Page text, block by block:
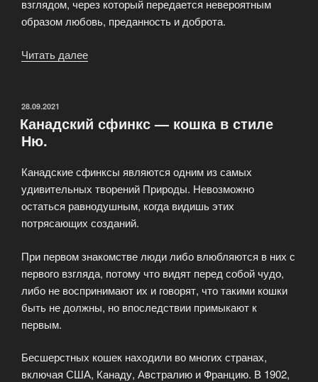
взглядом, через который передается невероятным
образом любовь, преданность и доброта.
Читать далее
ОПУБЛИКОВАНО
28.09.2021
Канадский сфинкс — кошка в стиле
Ню.
Канадские сфинксы являются одним из самых
удивительных творений Природы. Невозможно
остаться равнодушным, когда видишь этих
потрясающих созданий.
При первом знакомстве люди либо влюбляются в них с
первого взгляда, потому что видят перед собой чудо,
либо не воспринимают их и говорят, что такими кошки
быть не должны, но впоследствии примыкают к
первым.
Бесшерстных кошек находили во многих странах,
включая США, Канаду, Австралию и Францию. В 1902,